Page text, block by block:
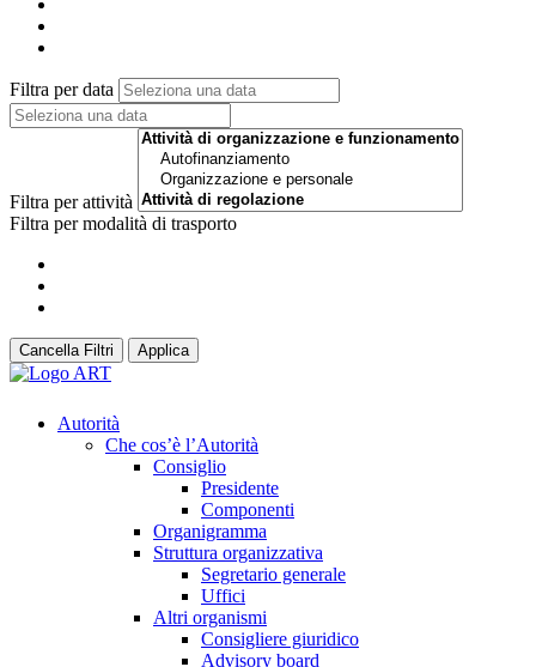
Filtra per data
Filtra per attività
Filtra per modalità di trasporto
Cancella Filtri Applica
Autorità
Che cos’è l’Autorità
Consiglio
Presidente
Componenti
Organigramma
Struttura organizzativa
Segretario generale
Uffici
Altri organismi
Consigliere giuridico
Advisory board